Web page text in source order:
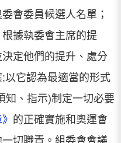
會委員候選人名單；
據執委會主席的提
定他們的提升、處分
以它認為最適當的形式
知、指示)制定一切必要
的正確實施和奧運會
切職責。組委會會議